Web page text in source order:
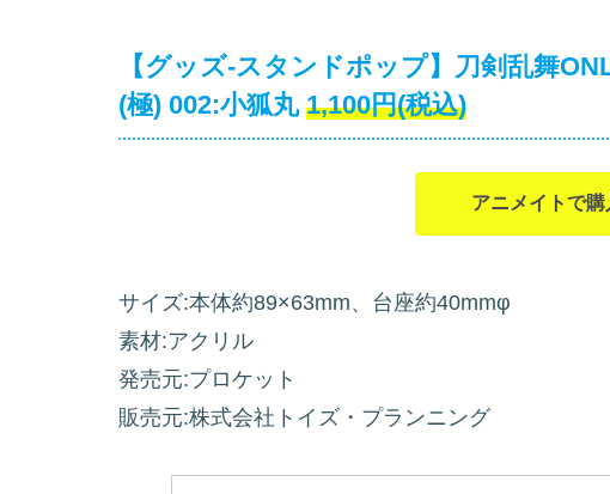
【グッズ-スタンドポップ】刀剣乱舞
(極) 002:小狐丸 1,100円(税込)
アニメイトで購
サイズ:本体約89×63mm、台座約40mmφ
素材:アクリル
発売元:プロケット
販売元:株式会社トイズ・プランニング